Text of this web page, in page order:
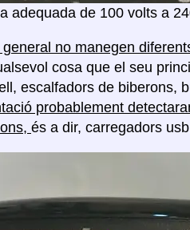
adequada de 100 volts a
no manegen
cosa que el seu
escalfadors de biberons,
probablement
és a dir, carregadors